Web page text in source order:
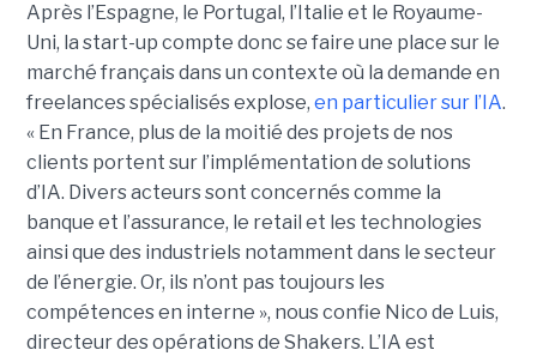
Après l’Espagne, le Portugal, l’Italie et le Royaume-
Uni, la start-up compte donc se faire une place sur le
marché français dans un contexte où la demande en
freelances spécialisés explose, en particulier sur l’IA.
« En France, plus de la moitié des projets de nos
clients portent sur l’implémentation de solutions
d’IA. Divers acteurs sont concernés comme la
banque et l’assurance, le retail et les technologies
ainsi que des industriels notamment dans le secteur
de l’énergie. Or, ils n’ont pas toujours les
compétences en interne », nous confie Nico de Luis,
directeur des opérations de Shakers. L’IA est